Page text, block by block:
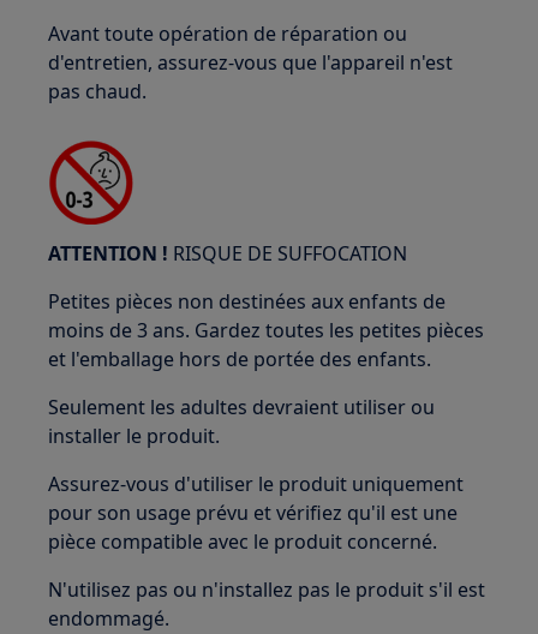
Avant toute opération de réparation ou
d'entretien, assurez-vous que l'appareil n'est
pas chaud.
ATTENTION ! RISQUE DE SUFFOCATION
Petites pièces non destinées aux enfants de
moins de 3 ans. Gardez toutes les petites pièces
et l'emballage hors de portée des enfants.
Seulement les adultes devraient utiliser ou
installer le produit.
Assurez-vous d'utiliser le produit uniquement
pour son usage prévu et vérifiez qu'il est une
pièce compatible avec le produit concerné.
N'utilisez pas ou n'installez pas le produit s'il est
endommagé.